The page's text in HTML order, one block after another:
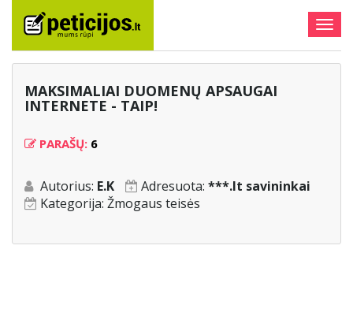
MAKSIMALIAI DUOMENŲ APSAUGAI
INTERNETE - TAIP!
PARAŠŲ: 6
Autorius: E.K Adresuota: ***.lt savininkai
Kategorija: Žmogaus teisės